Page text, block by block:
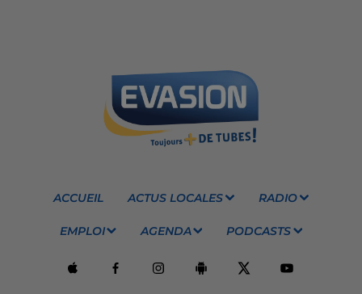
ACCUEIL ACTUS LOCALES RADIO
EMPLOI AGENDA PODCASTS